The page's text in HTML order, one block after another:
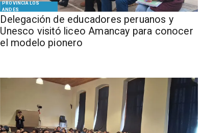
PROVINCIA LOS
ANDES
Delegación de educadores peruanos y
Unesco visitó liceo Amancay para conocer
el modelo pionero